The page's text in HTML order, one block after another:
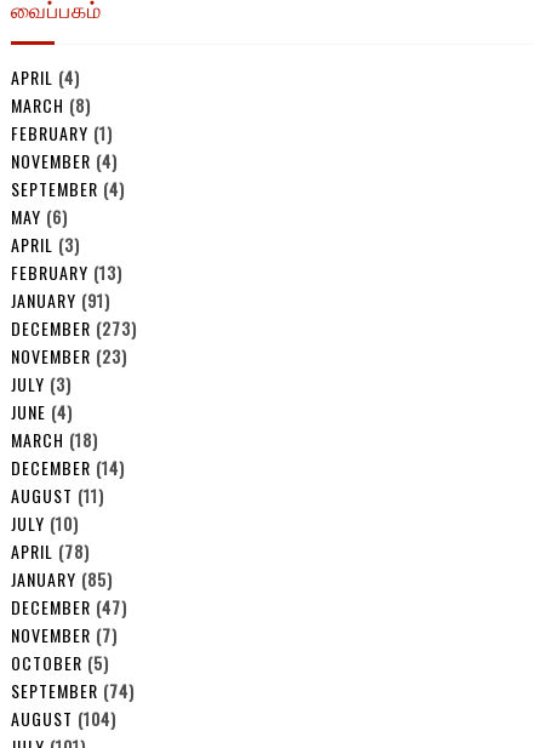
வைப்பகம்
APRIL (4)
MARCH (8)
FEBRUARY (1)
NOVEMBER (4)
SEPTEMBER (4)
MAY (6)
APRIL (3)
FEBRUARY (13)
JANUARY (91)
DECEMBER (273)
NOVEMBER (23)
JULY (3)
JUNE (4)
MARCH (18)
DECEMBER (14)
AUGUST (11)
JULY (10)
APRIL (78)
JANUARY (85)
DECEMBER (47)
NOVEMBER (7)
OCTOBER (5)
SEPTEMBER (74)
AUGUST (104)